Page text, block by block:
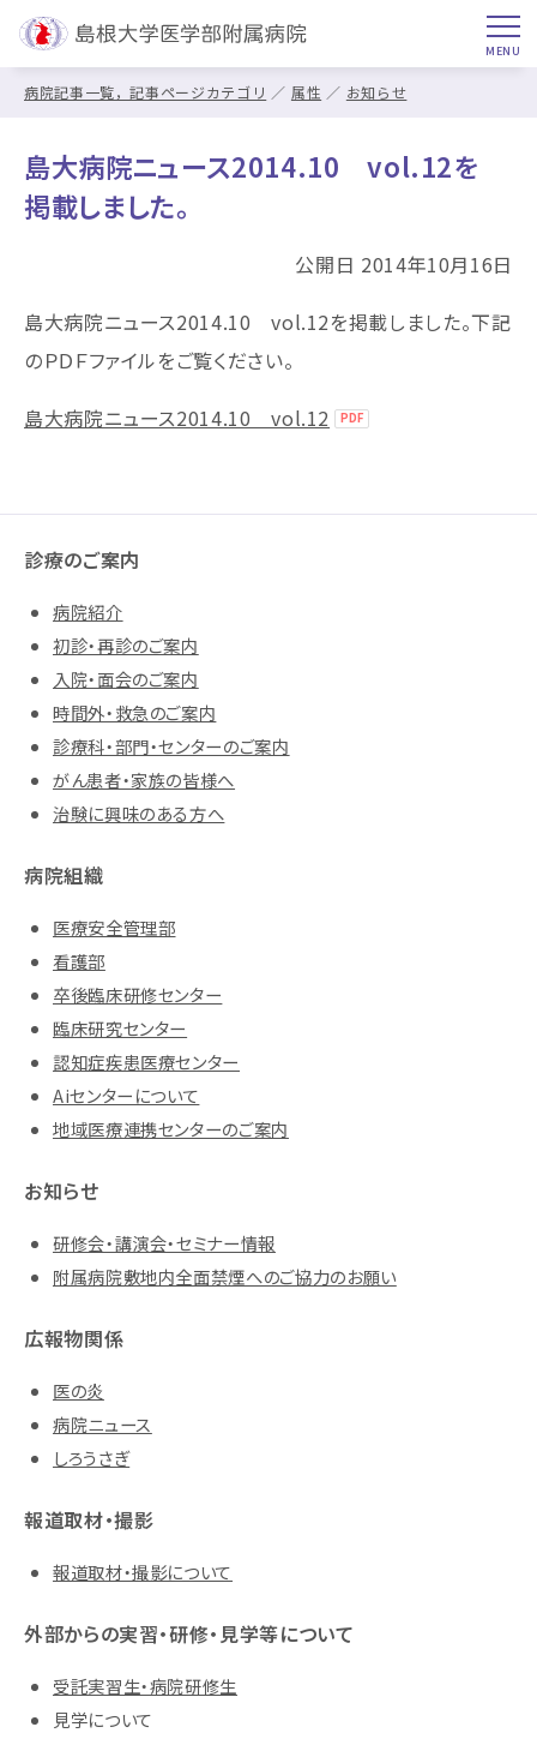
病院記事一覧，記事ページカテゴリ 属性 お知らせ
島大病院ニュース2014.10 vol.12を
掲載しました。
公開日 2014年10月16日
島大病院ニュース2014.10 vol.12を掲載しました。下記
のＰＤＦファイルをご覧ください。
島大病院ニュース2014.10 vol.12
診療のご案内
病院紹介
初診・再診のご案内
入院・面会のご案内
時間外・救急のご案内
診療科・部門・センターのご案内
がん患者・家族の皆様へ
治験に興味のある方へ
病院組織
医療安全管理部
看護部
卒後臨床研修センター
臨床研究センター
認知症疾患医療センター
Aiセンターについて
地域医療連携センターのご案内
お知らせ
研修会・講演会・セミナー情報
附属病院敷地内全面禁煙へのご協力のお願い
広報物関係
医の炎
病院ニュース
しろうさぎ
報道取材・撮影
報道取材・撮影について
外部からの実習・研修・見学等について
受託実習生・病院研修生
見学について